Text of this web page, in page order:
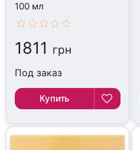
100 мл
1811 грн
Под заказ
Купить